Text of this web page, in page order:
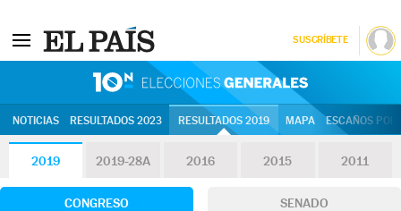
SUSCRÍBETE
NOTICIAS RESULTADOS 2023 RESULTADOS 2019 MAPA ESCAÑOS
2019 2019-28A 2016 2015 2011
CONGRESO SENADO